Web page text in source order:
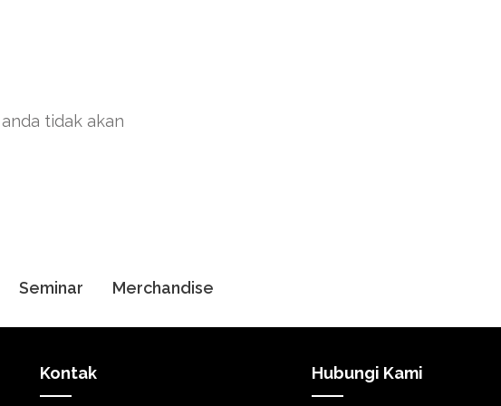
tidak akan
Seminar Merchandise
Kontak Hubungi Kami